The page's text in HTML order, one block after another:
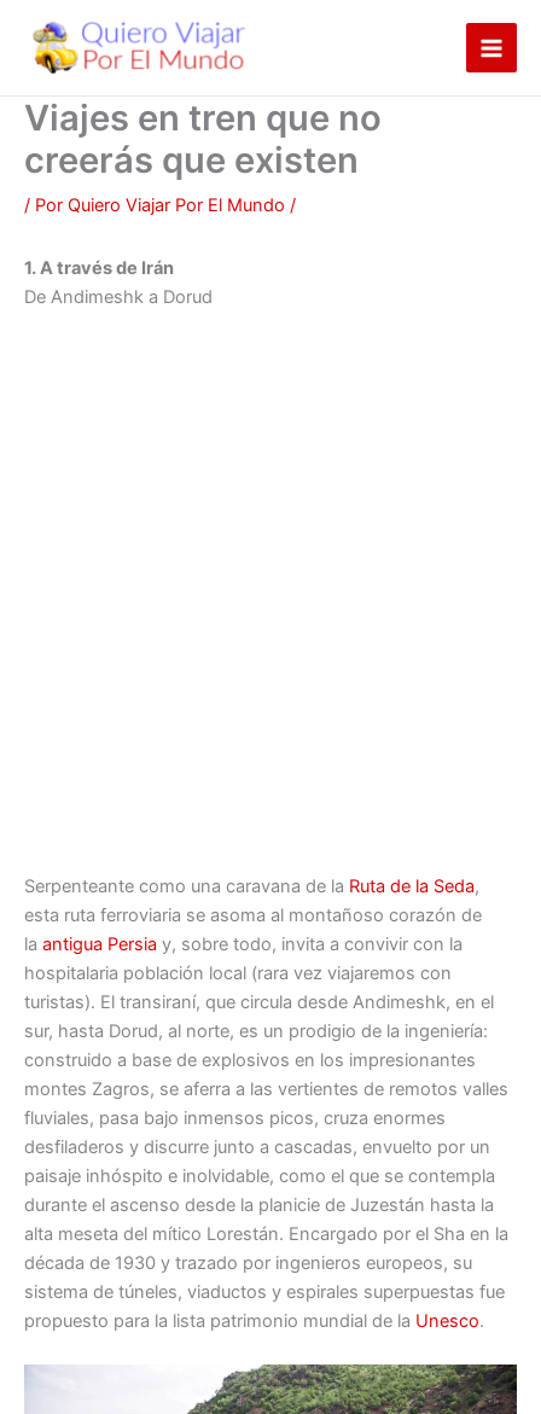
contenido
Viajes en tren que no
creerás que existen
/ Por Quiero Viajar Por El Mundo /
1. A través de Irán
De Andimeshk a Dorud
Serpenteante como una caravana de la Ruta de la Seda,
esta ruta ferroviaria se asoma al montañoso corazón de
la antigua Persia y, sobre todo, invita a convivir con la
hospitalaria población local (rara vez viajaremos con
turistas). El transiraní, que circula desde Andimeshk, en el
sur, hasta Dorud, al norte, es un prodigio de la ingeniería:
construido a base de explosivos en los impresionantes
montes Zagros, se aferra a las vertientes de remotos valles
fluviales, pasa bajo inmensos picos, cruza enormes
desfiladeros y discurre junto a cascadas, envuelto por un
paisaje inhóspito e inolvidable, como el que se contempla
durante el ascenso desde la planicie de Juzestán hasta la
alta meseta del mítico Lorestán. Encargado por el Sha en la
década de 1930 y trazado por ingenieros europeos, su
sistema de túneles, viaductos y espirales superpuestas fue
propuesto para la lista patrimonio mundial de la Unesco.